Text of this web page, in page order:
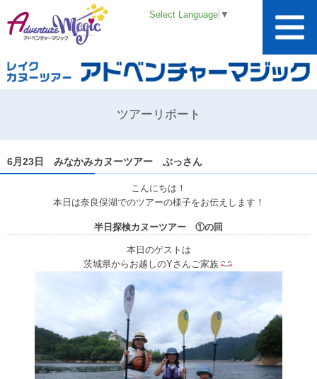
Select Language ▼
ツアーリポート
6月23日 みなかみカヌーツアー ぶっさん
こんにちは！
本日は奈良俣湖でのツアーの様子をお伝えします！
半日探検カヌーツアー ①の回
本日のゲストは
茨城県からお越しのYさんご家族